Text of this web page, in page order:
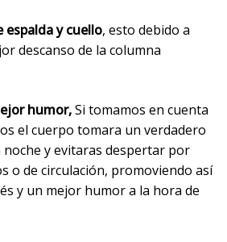
espalda y cuello, esto debido a
descanso de la columna
humor,Si tomamos en cuenta
el cuerpo tomara un verdadero
y evitaras despertar por
o de circulación, promoviendo así
y un mejor humor a la hora de